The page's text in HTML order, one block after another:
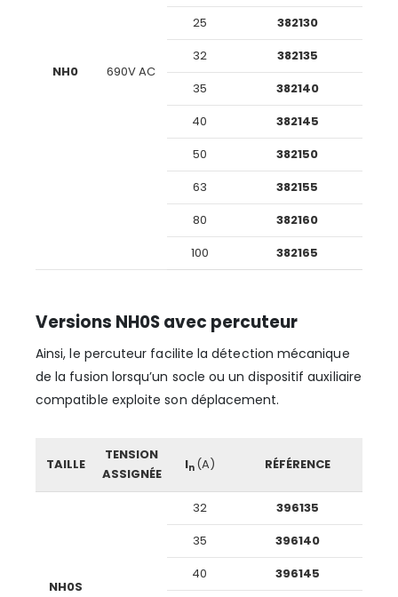
NH0 690V AC
25
382130
32
382135
35
382140
40
382145
50
382150
63
382155
80
382160
100
382165
Versions NH0S avec percuteur
Ainsi, le percuteur facilite la détection mécanique
de la fusion lorsqu’un socle ou un dispositif auxiliaire
compatible exploite son déplacement.
TAILLE
TENSION
ASSIGNÉE
In (A) RÉFÉRENCE
NH0S
32
396135
35
396140
40
396145